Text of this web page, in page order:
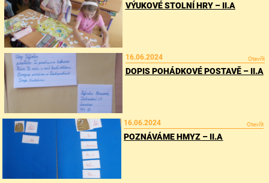
VÝUKOVÉ STOLNÍ HRY – II.A
16.06.2024 Otevřít
DOPIS POHÁDKOVÉ POSTAVĚ – II.A
16.06.2024 Otevřít
POZNÁVÁME HMYZ – II.A